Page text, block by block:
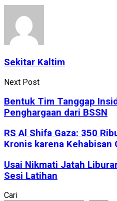
Sekitar Kaltim
Next Post
Bentuk Tim Tanggap
Penghargaan dari BSSN
RS Al Shifa Gaza: 350
Kronis karena Kehabisan
Usai Nikmati Jatah
Sesi Latihan
Cari